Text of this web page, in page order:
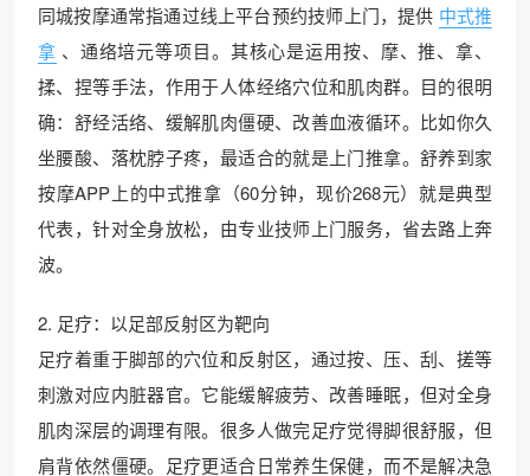
同城按摩通常指通过线上平台预约技师上门，提供 中式推
拿 、通络培元等项目。其核心是运用按、摩、推、拿、
揉、捏等手法，作用于人体经络穴位和肌肉群。目的很明
确：舒经活络、缓解肌肉僵硬、改善血液循环。比如你久
坐腰酸、落枕脖子疼，最适合的就是上门推拿。舒养到家
按摩APP上的中式推拿（60分钟，现价268元）就是典型
代表，针对全身放松，由专业技师上门服务，省去路上奔
波。
2. 足疗：以足部反射区为靶向
足疗着重于脚部的穴位和反射区，通过按、压、刮、搓等
刺激对应内脏器官。它能缓解疲劳、改善睡眠，但对全身
肌肉深层的调理有限。很多人做完足疗觉得脚很舒服，但
肩背依然僵硬。足疗更适合日常养生保健，而不是解决急